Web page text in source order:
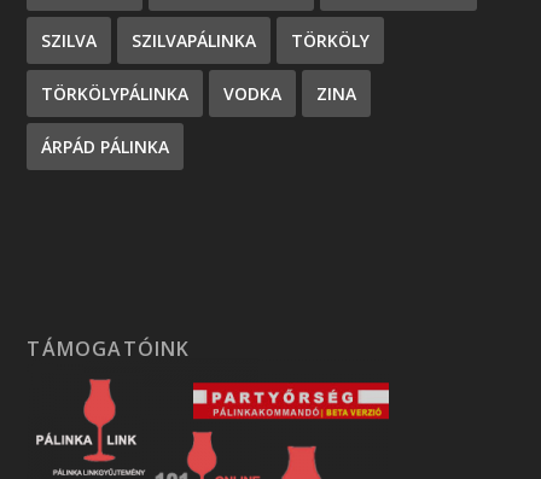
SZILVA SZILVAPÁLINKA TÖRKÖLY
TÖRKÖLYPÁLINKA VODKA ZINA
ÁRPÁD PÁLINKA
TÁMOGATÓINK